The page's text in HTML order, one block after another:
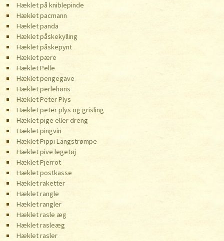
Hæklet på kniblepinde
Hæklet pacmann
Hæklet panda
Hæklet påskekylling
Hæklet påskepynt
Hæklet pære
Hæklet Pelle
Hæklet pengegave
Hæklet perlehøns
Hæklet Peter Plys
Hæklet peter plys og grisling
Hæklet pige eller dreng
Hæklet pingvin
Hæklet Pippi Langstrømpe
Hæklet pive legetøj
Hæklet Pjerrot
Hæklet postkasse
Hæklet raketter
Hæklet rangle
Hæklet rangler
Hæklet rasle æg
Hæklet rasleæg
Hæklet rasler